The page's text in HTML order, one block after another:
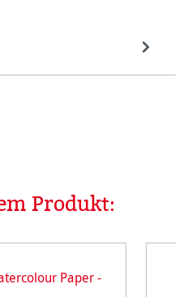
Produkt: